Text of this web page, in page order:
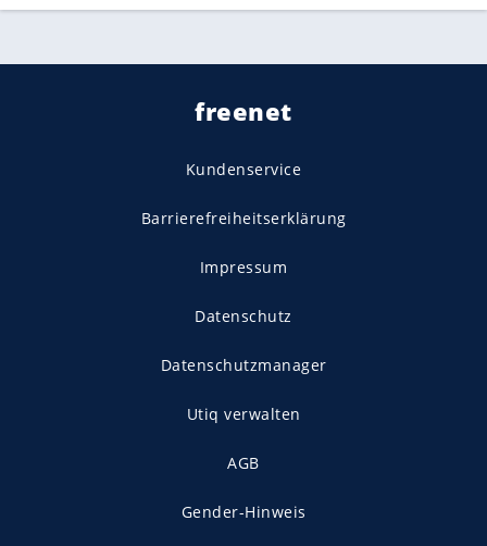
freenet
Kundenservice
Barrierefreiheitserklärung
Impressum
Datenschutz
Datenschutzmanager
Utiq verwalten
AGB
Gender-Hinweis